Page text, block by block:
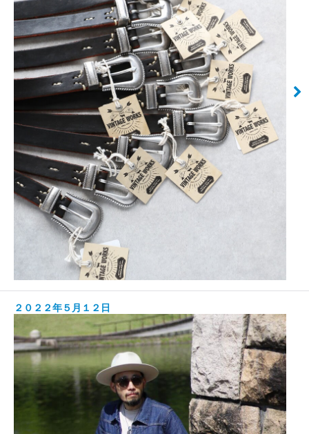
２０２２年５月１２日